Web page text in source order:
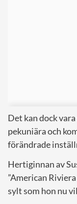
Det kan dock
pekuniära och
förändrade
Hertiginnan av
”American
sylt som hon nu